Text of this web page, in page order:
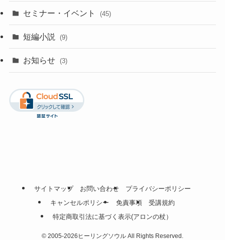
セミナー・イベント (45)
短編小説 (9)
お知らせ (3)
サイトマップ お問い合わせ
プライバシーポリシー
キャンセルポリシー
免責事項
受講規約
特定商取引法に基づく表示(アロンの杖）
© 2005-2026ヒーリングソウル All Rights Reserved.